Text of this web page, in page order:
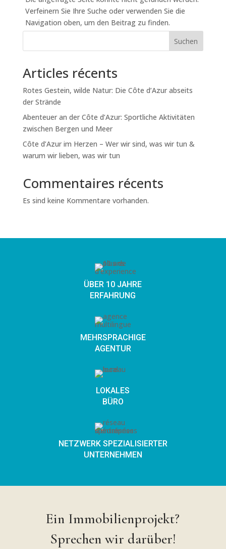
Verfeinern Sie Ihre Suche oder verwenden Sie die
Navigation oben, um den Beitrag zu finden.
Suchen
Articles récents
Rotes Gestein, wilde Natur: Die Côte d’Azur abseits
der Strände
Abenteuer an der Côte d’Azur: Sportliche Aktivitäten
zwischen Bergen und Meer
Côte d’Azur im Herzen – Wer wir sind, was wir tun &
warum wir lieben, was wir tun
Commentaires récents
Es sind keine Kommentare vorhanden.
ÜBER 10 JAHRE
ERFAHRUNG
MEHRSPRACHIGE
AGENTUR
LOKALES
BÜRO
NETZWERK SPEZIALISIERTER
UNTERNEHMEN
Ein Immobilienprojekt?
Sprechen wir darüber!